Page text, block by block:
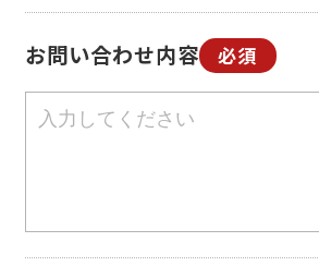
お問い合わせ内容 必須